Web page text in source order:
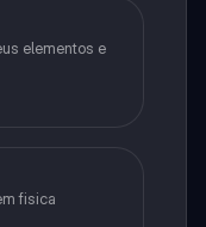
elementos e
fisica